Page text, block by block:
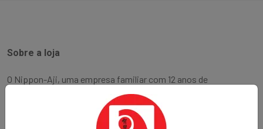
Sobre a loja
O Nippon-Aji, uma empresa familiar com 12 anos de
experiência, é especializada em produtos orientais e naturais.
Fundada no bairro Bigorrilho em Curitiba, temos o
compromisso de oferecer aos nossos clientes qualidade,